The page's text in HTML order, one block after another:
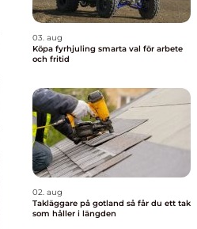
03. aug
Köpa fyrhjuling smarta val för arbete
och fritid
02. aug
Takläggare på gotland så får du ett tak
som håller i längden